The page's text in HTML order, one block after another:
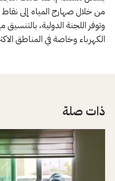
من خلال صهارج المياه إلى نقاط
وتوفر اللجنة الدولية، بالتنسيق
الكهرباء وخاصة في المناطق
ذات صلة